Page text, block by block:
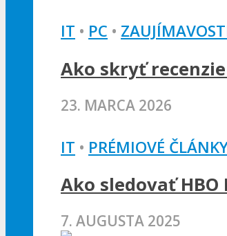
IT • PC •
Ako skryť recenzie
23. MARCA 2026
IT • PRÉMIOVÉ
Ako sledovať
7. AUGUSTA 2025